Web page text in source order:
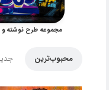
محبوب‌ترین